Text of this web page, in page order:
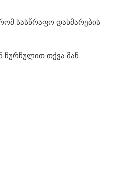
სასწრაფო დახმარების
ჩურჩულით თქვა მან.